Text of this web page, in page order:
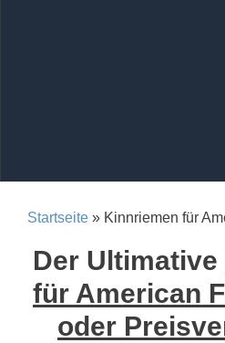
Startseite » Kinnriemen für
Der Ultimative
für American
oder